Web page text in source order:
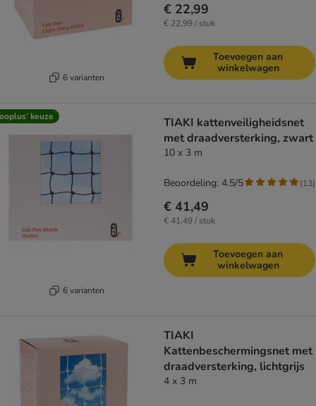
6 varianten
€ 22,99
€ 22,99 / stuk
Toevoegen aan
winkelwagen
keuze
6 varianten
TIAKI kattenveiligheidsnet
met draadversterking, zwart
10 x 3 m
€ 41,49
€ 41,49 / stuk
Beoordeling: 4.5/5 (13)
Toevoegen aan
winkelwagen
TIAKI
Kattenbeschermingsnet met
draadversterking, lichtgrijs
4 x 3 m